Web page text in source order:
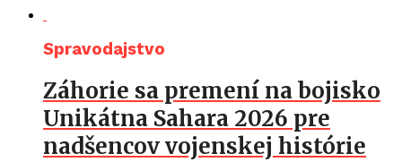
Spravodajstvo
Záhorie sa premení na bojisko
Unikátna Sahara 2026 pre
nadšencov vojenskej histórie